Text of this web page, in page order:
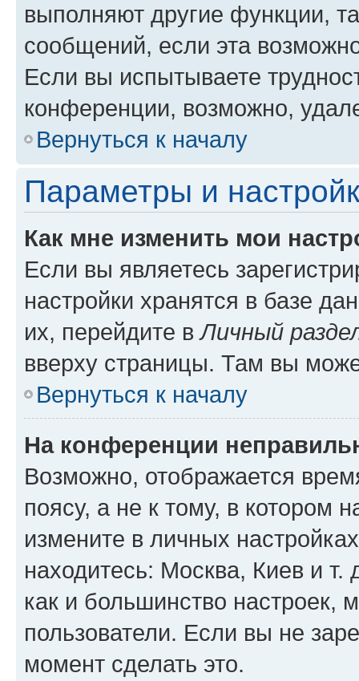
выполняют другие функции,
сообщений, если эта
Если вы испытываете
конференции, возможно,
Вернуться к началу
Параметры и
Как мне изменить мои
Если вы являетесь
настройки хранятся в базе
их, перейдите вЛичный
вверху страницы. Там вы
Вернуться к началу
На конференции
Возможно, отображается
поясу, а не к тому, в котором
измените в личных
находитесь: Москва, Киев и т.
как и большинство настроек,
пользователи. Если вы не
момент сделать это.